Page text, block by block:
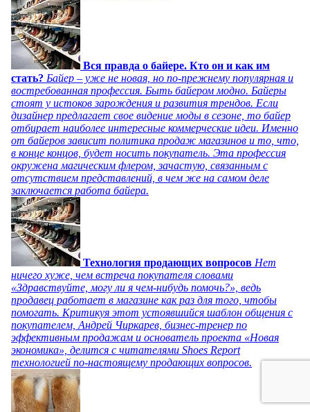
Вся правда о байере. Кто он и как им
стать? Байер – уже не новая, но по-прежнему популярная и
востребованная профессия. Быть байером модно. Байеры
стоят у истоков зарождения и развития трендов. Если
дизайнер предлагает свое видение моды в сезоне, то байер
отбирает наиболее интересные коммерческие идеи. Именно
от байеров зависит политика продаж магазинов и то, что,
в конце концов, будет носить покупатель. Эта профессия
окружена магическим флером, зачастую, связанным с
отсутствием представлений, в чем же на самом деле
заключается работа байера.
Технология продающих вопросов Нет
ничего хуже, чем встреча покупателя словами
«Здравствуйте, могу ли я чем-нибудь помочь?», ведь
продавец работает в магазине как раз для того, чтобы
помогать. Критикуя этот устоявшийся шаблон общения с
покупателем, Андрей Чиркарев, бизнес-тренер по
эффективным продажам и основатель проекта «Новая
экономика», делится с читателями Shoes Report
технологией по-настоящему продающих вопросов.